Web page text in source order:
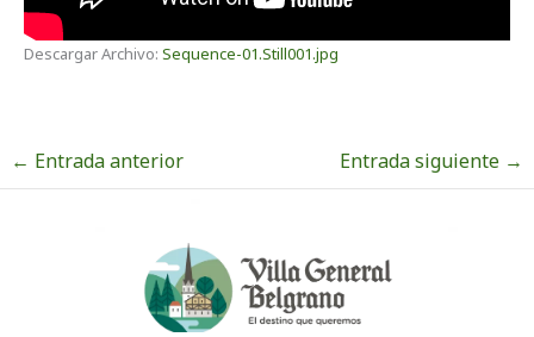
Descargar Archivo:Sequence-01.Still001.jpg
← Entrada anterior Entrada siguiente →